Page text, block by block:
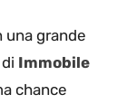
una grande
Immobile
chance